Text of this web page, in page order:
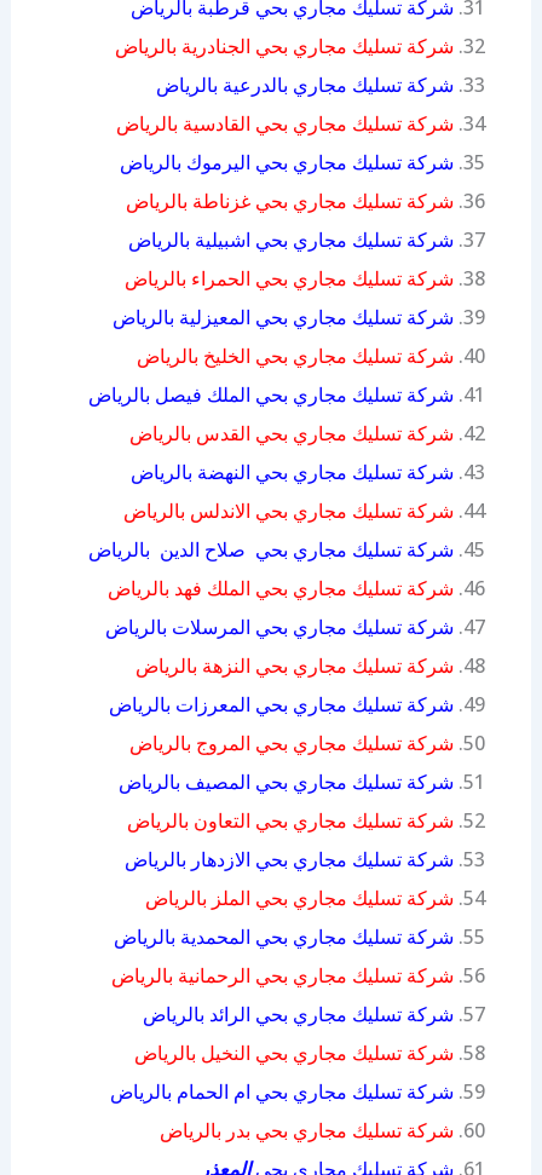
شركة تسليك مجاري بحي قرطبة بالرياض
شركة تسليك مجاري بحي الجنادرية بالرياض
شركة تسليك مجاري بالدرعية بالرياض
شركة تسليك مجاري بحي القادسية بالرياض
شركة تسليك مجاري بحي اليرموك بالرياض
شركة تسليك مجاري بحي غزناطة بالرياض
شركة تسليك مجاري بحي اشبيلية بالرياض
شركة تسليك مجاري بحي الحمراء بالرياض
شركة تسليك مجاري بحي المعيزلية بالرياض
شركة تسليك مجاري بحي الخليخ بالرياض
شركة تسليك مجاري بحي الملك فيصل بالرياض
شركة تسليك مجاري بحي القدس بالرياض
شركة تسليك مجاري بحي النهضة بالرياض
شركة تسليك مجاري بحي الاندلس بالرياض
شركة تسليك مجاري بحي صلاح الدين بالرياض
شركة تسليك مجاري بحي الملك فهد بالرياض
شركة تسليك مجاري بحي المرسلات بالرياض
شركة تسليك مجاري بحي النزهة بالرياض
شركة تسليك مجاري بحي المعرزات بالرياض
شركة تسليك مجاري بحي المروج بالرياض
شركة تسليك مجاري بحي المصيف بالرياض
شركة تسليك مجاري بحي التعاون بالرياض
شركة تسليك مجاري بحي الازدهار بالرياض
شركة تسليك مجاري بحي الملز بالرياض
شركة تسليك مجاري بحي المحمدية بالرياض
شركة تسليك مجاري بحي الرحمانية بالرياض
شركة تسليك مجاري بحي الرائد بالرياض
شركة تسليك مجاري بحي النخيل بالرياض
شركة تسليك مجاري بحي ام الحمام بالرياض
شركة تسليك مجاري بحي بدر بالرياض
شركة تسليك مجاري بحيالمعذر